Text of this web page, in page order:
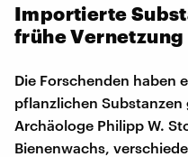
Importierte
frühe Vernetzung
Die Forschenden haben
pflanzlichen
Archäologe Philipp W.
Bienenwachs,